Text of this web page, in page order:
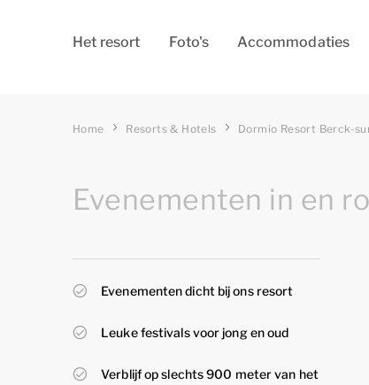
Het resort Foto's Accommodaties
Home Resorts & Hotels Dormio Resort Berck-
Evenementen in en
Evenementen dicht bij ons resort
Leuke festivals voor jong en oud
Verblijf op slechts 900 meter van het